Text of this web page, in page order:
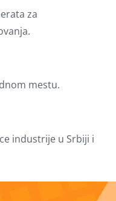
za
mestu.
industrije u Srbiji i